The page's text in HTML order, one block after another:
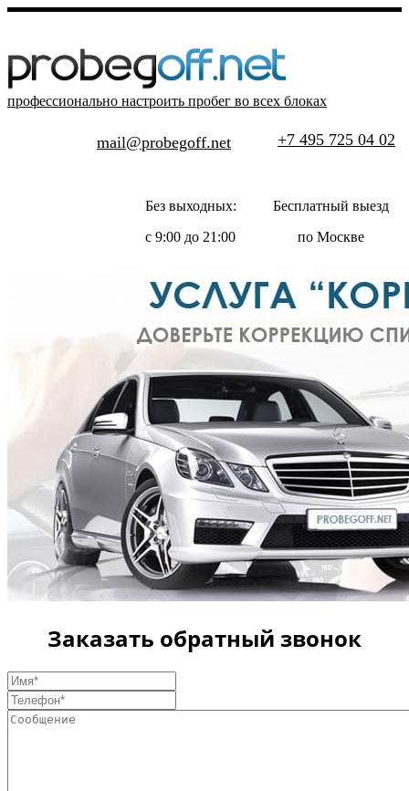
профессионально настроить пробег во всех блоках
+7 495 725 04 02
mail@probegoff.net
Бесплатный выезд
по Москве
Без выходных:
с 9:00 до 21:00
Заказать обратный звонок